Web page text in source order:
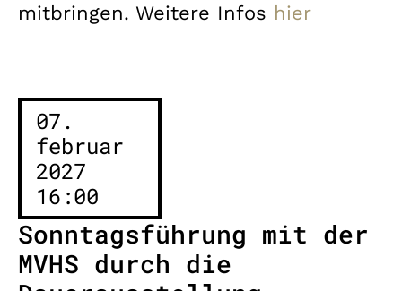
mitbringen. Weitere Infos hier
07.
februar
2027
16:00
Sonntagsführung mit der
MVHS durch die